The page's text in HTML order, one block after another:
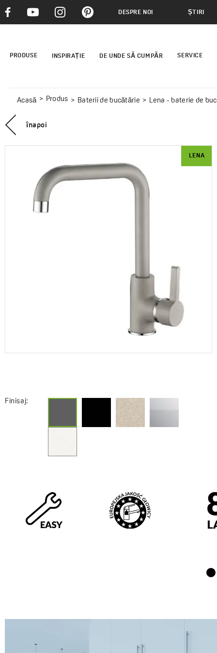
DESPRE NOI ȘTIRI
PRODUSE INSPIRAȚIE DE UNDE SĂ CUMPĂR SERVICE
Acasă Produs Baterii de bucătărie Lena - baterie de
înapoi
LENA
Finisaj: